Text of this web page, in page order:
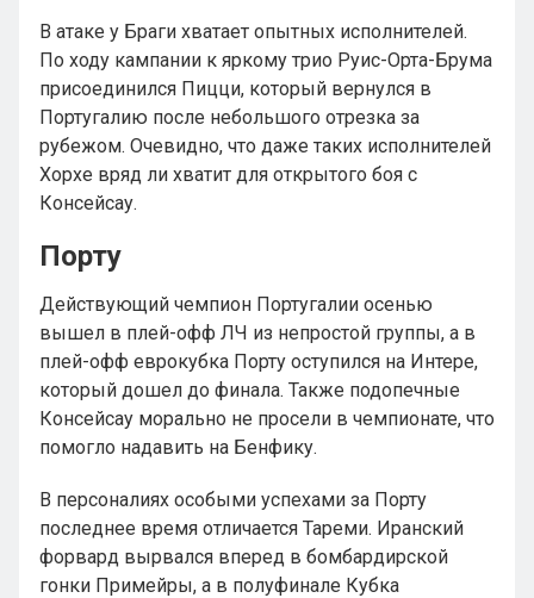
В атаке у Браги хватает опытных исполнителей.
По ходу кампании к яркому трио Руис-Орта-Брума
присоединился Пицци, который вернулся в
Португалию после небольшого отрезка за
рубежом. Очевидно, что даже таких исполнителей
Хорхе вряд ли хватит для открытого боя с
Консейсау.
Порту
Действующий чемпион Португалии осенью
вышел в плей-офф ЛЧ из непростой группы, а в
плей-офф еврокубка Порту оступился на Интере,
который дошел до финала. Также подопечные
Консейсау морально не просели в чемпионате, что
помогло надавить на Бенфику.
В персоналиях особыми успехами за Порту
последнее время отличается Тареми. Иранский
форвард вырвался вперед в бомбардирской
гонки Примейры, а в полуфинале Кубка